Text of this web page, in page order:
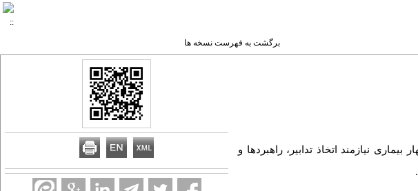
برگشت به فهرست نسخه ها
بیماری نیازمند اتخاذ تدابیر، راهبردها و